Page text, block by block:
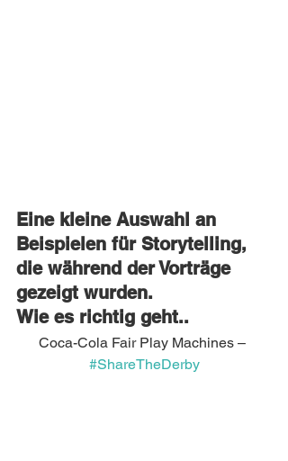
Eine kleine Auswahl an
Beispielen für Storytelling,
die während der Vorträge
gezeigt wurden.
Wie es richtig geht..
Coca-Cola Fair Play Machines –
#ShareTheDerby